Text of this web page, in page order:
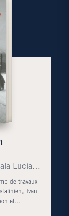
combat. Mais
qu'il a
les soins
tout écrire un
des
réduire
dépenser,
autres ...
épreuves
devenir
Soljenitsyne Alexandre ; Cathala Lucia ; Cathala J
de travaux
Ivan
et